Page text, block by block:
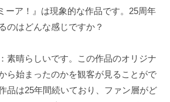
ーア！』は現象的な作品です。25周年
のはどんな感じですか？
素晴らしいです。この作品のオリジナ
ら始まったのかを観客が見ることがで
品は25年間続いており、ファン層がど